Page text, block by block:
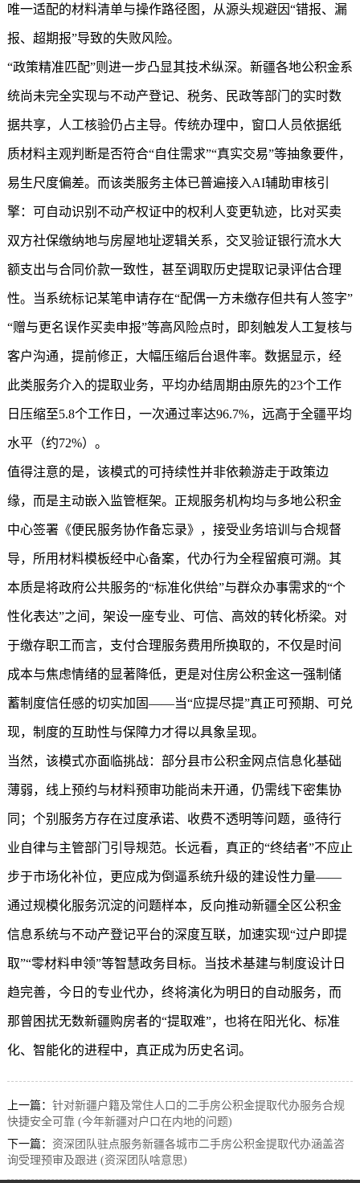
唯一适配的材料清单与操作路径图，从源头规避因“错报、漏
报、超期报”导致的失败风险。
“政策精准匹配”则进一步凸显其技术纵深。新疆各地公积金系
统尚未完全实现与不动产登记、税务、民政等部门的实时数
据共享，人工核验仍占主导。传统办理中，窗口人员依据纸
质材料主观判断是否符合“自住需求”“真实交易”等抽象要件，
易生尺度偏差。而该类服务主体已普遍接入AI辅助审核引
擎：可自动识别不动产权证中的权利人变更轨迹，比对买卖
双方社保缴纳地与房屋地址逻辑关系，交叉验证银行流水大
额支出与合同价款一致性，甚至调取历史提取记录评估合理
性。当系统标记某笔申请存在“配偶一方未缴存但共有人签字”
“赠与更名误作买卖申报”等高风险点时，即刻触发人工复核与
客户沟通，提前修正，大幅压缩后台退件率。数据显示，经
此类服务介入的提取业务，平均办结周期由原先的23个工作
日压缩至5.8个工作日，一次通过率达96.7%，远高于全疆平均
水平（约72%）。
值得注意的是，该模式的可持续性并非依赖游走于政策边
缘，而是主动嵌入监管框架。正规服务机构均与多地公积金
中心签署《便民服务协作备忘录》，接受业务培训与合规督
导，所用材料模板经中心备案，代办行为全程留痕可溯。其
本质是将政府公共服务的“标准化供给”与群众办事需求的“个
性化表达”之间，架设一座专业、可信、高效的转化桥梁。对
于缴存职工而言，支付合理服务费用所换取的，不仅是时间
成本与焦虑情绪的显著降低，更是对住房公积金这一强制储
蓄制度信任感的切实加固——当“应提尽提”真正可预期、可兑
现，制度的互助性与保障力才得以具象呈现。
当然，该模式亦面临挑战：部分县市公积金网点信息化基础
薄弱，线上预约与材料预审功能尚未开通，仍需线下密集协
同；个别服务方存在过度承诺、收费不透明等问题，亟待行
业自律与主管部门引导规范。长远看，真正的“终结者”不应止
步于市场化补位，更应成为倒逼系统升级的建设性力量——
通过规模化服务沉淀的问题样本，反向推动新疆全区公积金
信息系统与不动产登记平台的深度互联，加速实现“过户即提
取”“零材料申领”等智慧政务目标。当技术基建与制度设计日
趋完善，今日的专业代办，终将演化为明日的自动服务，而
那曾困扰无数新疆购房者的“提取难”，也将在阳光化、标准
化、智能化的进程中，真正成为历史名词。
上一篇： 针对新疆户籍及常住人口的二手房公积金提取代办服务合规
快捷安全可靠 (今年新疆对户口在内地的问题)
下一篇： 资深团队驻点服务新疆各城市二手房公积金提取代办涵盖咨
询受理预审及跟进 (资深团队啥意思)